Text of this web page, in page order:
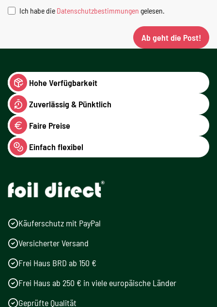
Ich habe die Datenschutzbestimmungen gelesen.
Ab geht die Post!
Hohe Verfügbarkeit
Zuverlässig & Pünktlich
Faire Preise
Einfach flexibel
Käuferschutz mit PayPal
Versicherter Versand
Frei Haus BRD ab 150 €
Frei Haus ab 250 € in viele europäische Länder
Geprüfte Qualität